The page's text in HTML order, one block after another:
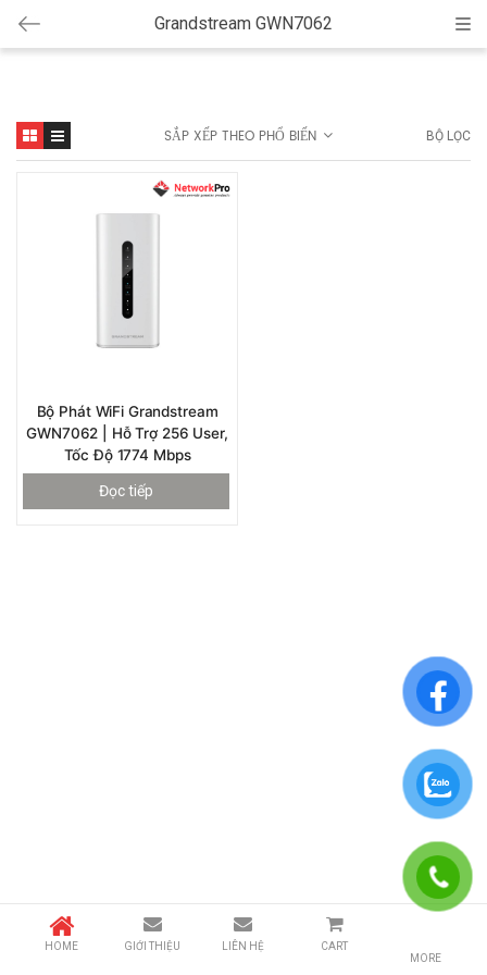
Grandstream GWN7062
SẮP XẾP THEO PHỔ BIẾN BỘ LỌC
Bộ Phát WiFi Grandstream
GWN7062 | Hỗ Trợ 256 User,
Tốc Độ 1774 Mbps
Đọc tiếp
HOME GIỚI THIỆU LIÊN HỆ
CART
MORE